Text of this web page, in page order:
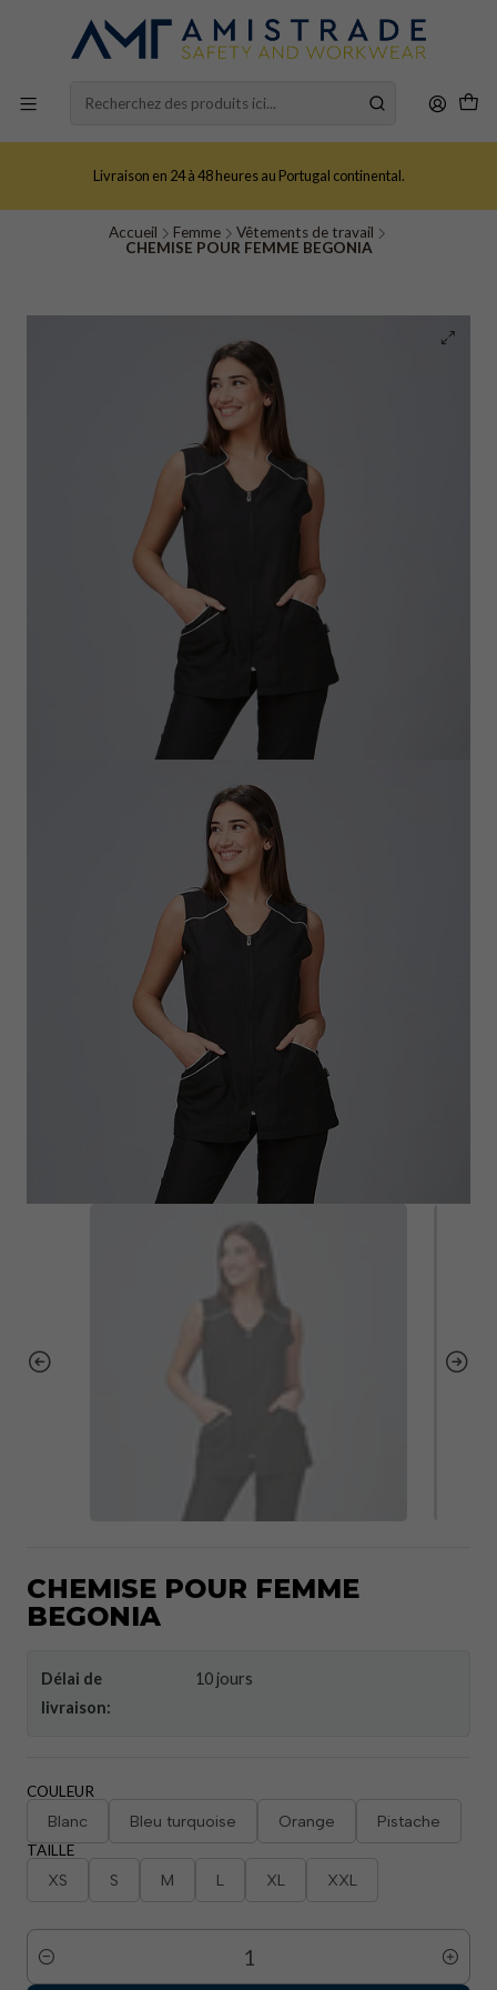
Livraison en 24 à 48 heures au Portugal continental.
Accueil Femme
Vêtements de travail
CHEMISE POUR FEMME BEGONIA
CHEMISE POUR FEMME
BEGONIA
Délai de
livraison:
10 jours
COULEUR
Blanc Bleu turquoise Orange Pistache
TAILLE
XS S M L XL XXL
Quantité